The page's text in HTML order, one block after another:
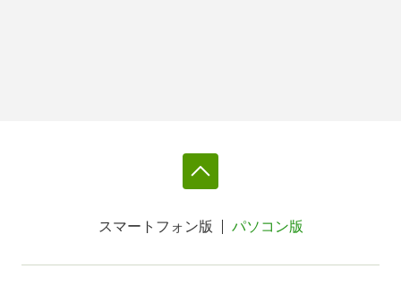
スマートフォン版 パソコン版